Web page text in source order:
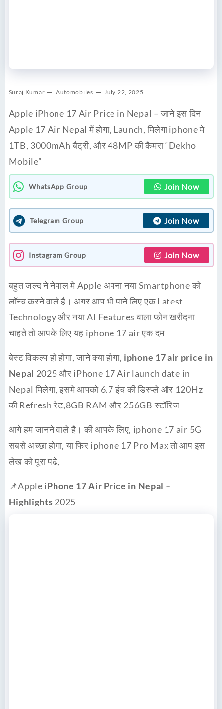
Suraj Kumar Automobiles July 22, 2025
Apple iPhone 17 Air Price in Nepal – जाने इस दिन
Apple 17 Air Nepal में होगा, Launch, मिलेगा iphone मे
1TB, 3000mAh बैट्री, और 48MP की कैमरा “Dekho
Mobile”
WhatsApp Group Join Now
Telegram Group Join Now
Instagram Group Join Now
बहुत जल्द ने नेपाल मे Apple अपना नया Smartphone को
लॉन्च करने वाले है। अगर आप भी पाने लिए एक Latest
Technology और नया AI Features वाला फोन खरीदना
चाहते तो आपके लिए यह iphone 17 air एक दम
बेस्ट विकल्प हो होगा, जाने क्या होगा, iphone 17 air price in
Nepal 2025 और iPhone 17 Air launch date in
Nepal मिलेगा, इसमे आपको 6.7 इंच की डिस्प्ले और 120Hz
की Refresh रेट,8GB RAM और 256GB स्टॉरिज
आगे हम जानने वाले है। की आपके लिए, iphone 17 air 5G
सबसे अच्छा होगा, या फिर iphone 17 Pro Max तो आप इस
लेख को पूरा पढे,
📌Apple iPhone 17 Air Price in Nepal –
Highlights 2025